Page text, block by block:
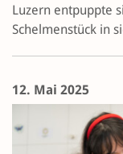
Luzern entpuppte
Schelmenstück in
12. Mai 2025